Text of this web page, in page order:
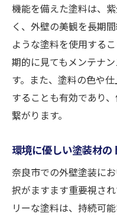
機能を備えた塗料は、
く、外壁の美観を長期
ような塗料を使用する
期的に見てもメンテナ
す。また、塗料の色や
することも有効であり
繋がります。
環境に優しい塗装材の
奈良市での外壁塗装に
択がますます重要視さ
リーな塗料は、持続可